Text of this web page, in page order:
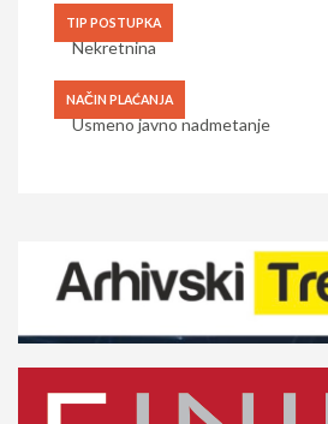
TIP POSTUPKA
Nekretnina
NAČIN PLAĆANJA
Usmeno javno nadmetanje